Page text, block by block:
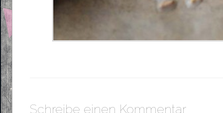
Schreibe einen Kommentar